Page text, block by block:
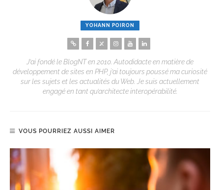
YOHANN POIRON
J’ai fondé le BlogNT en 2010. Autodidacte en matière de
développement de sites en PHP, j’ai toujours poussé ma curiosité
sur les sujets et les actualités du Web. Je suis actuellement
engagé en tant qu’architecte interopérabilité.
VOUS POURRIEZ AUSSI AIMER